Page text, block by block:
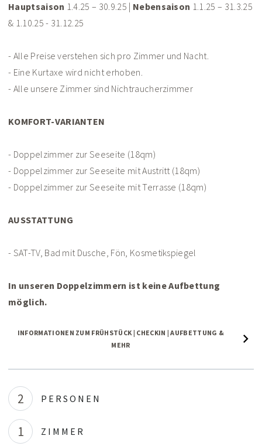
Hauptsaison 1.4.25 – 30.9.25 | Nebensaison 1.1.25 – 31.3.25
& 1.10.25 - 31.12.25
- Alle Preise verstehen sich pro Zimmer und Nacht.
- Eine Kurtaxe wird nicht erhoben.
- Alle unsere Zimmer sind Nichtraucherzimmer
KOMFORT-VARIANTEN
- Doppelzimmer zur Seeseite (18qm)
- Doppelzimmer zur Seeseite mit Austritt (18qm)
- Doppelzimmer zur Seeseite mit Terrasse (18qm)
AUSSTATTUNG
- SAT-TV, Bad mit Dusche, Fön, Kosmetikspiegel
In unseren Doppelzimmern ist keine Aufbettung
möglich.
INFORMATIONEN ZUM FRÜHSTÜCK | CHECKIN | AUFBETTUNG &
MEHR
2 PERSONEN
1 ZIMMER